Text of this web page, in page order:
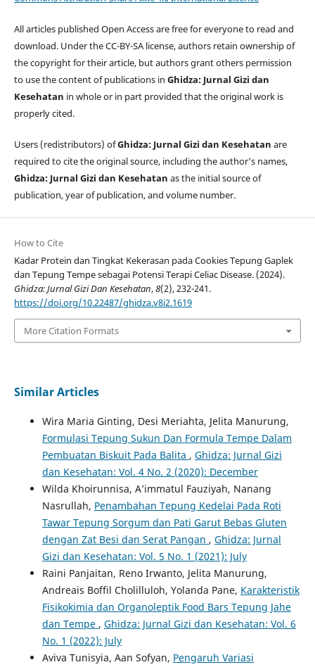
All articles published Open Access are free for everyone to read and
download. Under the CC-BY-SA license, authors retain ownership of
the copyright for their article, but authors grant others permission
to use the content of publications in Ghidza: Jurnal Gizi dan
Kesehatan in whole or in part provided that the original work is
properly cited.
Users (redistributors) ofGhidza: Jurnal Gizi dan Kesehatan are
required to cite the original source, including the author's names,
Ghidza: Jurnal Gizi dan Kesehatan as the initial source of
publication, year of publication, and volume number.
How to Cite
Kadar Protein dan Tingkat Kekerasan pada Cookies Tepung Gaplek
dan Tepung Tempe sebagai Potensi Terapi Celiac Disease. (2024).
Ghidza: Jurnal Gizi Dan Kesehatan,8(2), 232-241.
https://doi.org/10.22487/ghidza.v8i2.1619
More Citation Formats
Similar Articles
Wira Maria Ginting, Desi Meriahta, Jelita Manurung,
Formulasi Tepung Sukun Dan Formula Tempe Dalam
Pembuatan Biskuit Pada Balita , Ghidza: Jurnal Gizi
dan Kesehatan: Vol. 4 No. 2 (2020): December
Wilda Khoirunnisa, A’immatul Fauziyah, Nanang
Nasrullah, Penambahan Tepung Kedelai Pada Roti
Tawar Tepung Sorgum dan Pati Garut Bebas Gluten
dengan Zat Besi dan Serat Pangan , Ghidza: Jurnal
Gizi dan Kesehatan: Vol. 5 No. 1 (2021): July
Raini Panjaitan, Reno Irwanto, Jelita Manurung,
Andreais Boffil Cholilluloh, Yolanda Pane, Karakteristik
Fisikokimia dan Organoleptik Food Bars Tepung Jahe
dan Tempe , Ghidza: Jurnal Gizi dan Kesehatan: Vol. 6
No. 1 (2022): July
Aviva Tunisyia, Aan Sofyan, Pengaruh Variasi